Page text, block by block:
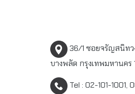
36/1 ซอยจรัญสนิทว
บางพลัด กรุงเทพมหานคร
Tel : 02-101-1001,